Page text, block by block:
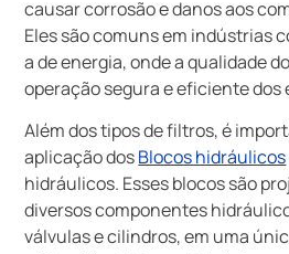
causar corrosão e danos aos
Eles são comuns em indústrias
a de energia, onde a qualidade
operação segura e eficiente dos
Além dos tipos de filtros, é
aplicação dosBlocos hidráulicos
hidráulicos. Esses blocos são
diversos componentes
válvulas e cilindros, em uma